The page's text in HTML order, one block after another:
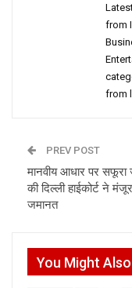
from
from
PREV POST
मानवीय आधार पर सफूरा
की दिल्ली हाईकोर्ट ने
जमानत
You Might